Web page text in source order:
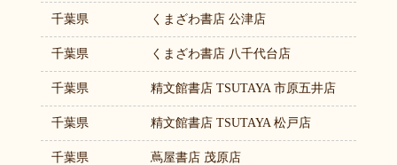
千葉県 くまざわ書店 公津店
千葉県 くまざわ書店 八千代台店
千葉県 精文館書店 TSUTAYA 市原五井店
千葉県 精文館書店 TSUTAYA 松戸店
千葉県 蔦屋書店 茂原店